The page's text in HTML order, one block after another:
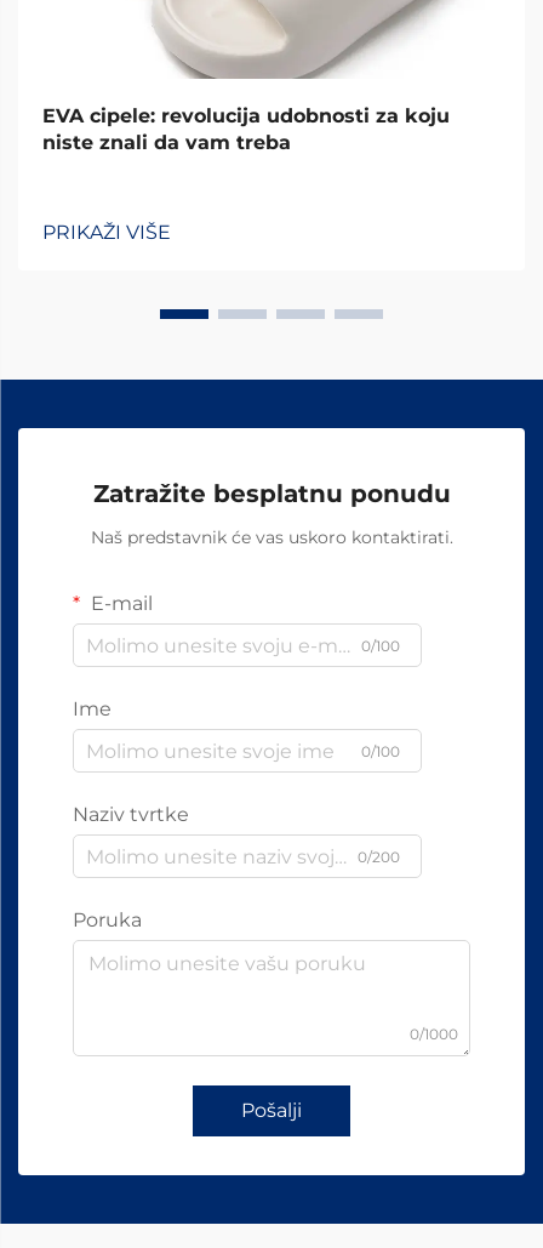
EVA cipele: revolucija udobnosti za koju
niste znali da vam treba
PRIKAŽI VIŠE
Zatražite besplatnu ponudu
Naš predstavnik će vas uskoro kontaktirati.
E-mail
0/100
Ime
0/100
Naziv tvrtke
0/200
Poruka
0/1000
Pošalji